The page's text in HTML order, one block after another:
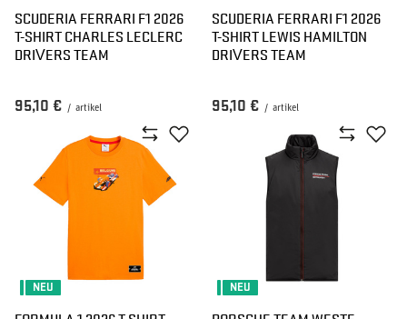
SCUDERIA FERRARI F1 2026
T-SHIRT CHARLES LECLERC
DRIVERS TEAM
95,10 € / artikel
SCUDERIA FERRARI F1 2026
T-SHIRT LEWIS HAMILTON
DRIVERS TEAM
95,10 € / artikel
NEU NEU